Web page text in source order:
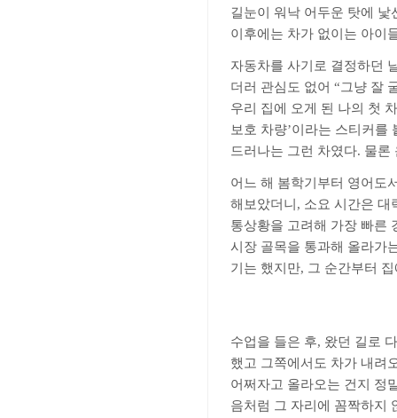
길눈이 워낙 어두운 탓에
이후에는 차가 없이는 아이
자동차를 사기로 결정하던
더러 관심도 없어 “그냥 잘
우리 집에 오게 된 나의 첫
보호 차량’이라는 스티커를
드러나는 그런 차였다. 물론
어느 해 봄학기부터 영어도
해보았더니 , 소요 시간은 대
통상황을 고려해 가장 빠른
시장 골목을 통과해 올라가
기는 했지만, 그 순간부터
수업을 들은 후, 왔던 길로
했고 그쪽에서도 차가 내려
어쩌자고 올라오는 건지 정
음처럼 그 자리에 꼼짝하지